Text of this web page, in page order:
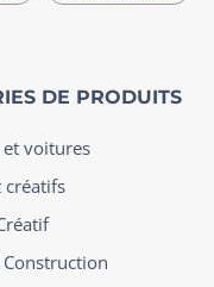
DE PRODUITS
et voitures
créatifs